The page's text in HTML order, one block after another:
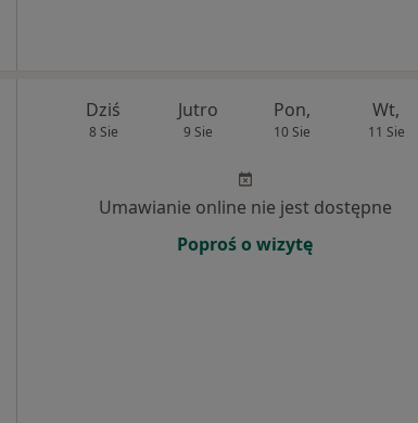
Dziś
8 Sie
Jutro
9 Sie
Pon,
10 Sie
Wt,
11 Sie
Umawianie online nie jest dostępne
Poproś o wizytę